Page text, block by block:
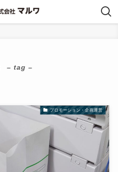
– tag –
プロモーション・企画運営